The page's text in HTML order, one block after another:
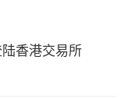
香港交易所